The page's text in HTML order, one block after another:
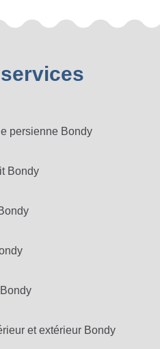
persienne Bondy
Bondy
et extérieur Bondy